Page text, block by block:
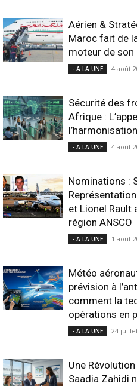
Aérien &
Maroc fait de
moteur de son
- A LA UNE 4 août
Sécurité des
Afrique :
- A LA UNE 4 août
Nominations :
et Lionel Rault
région ANSCO
- A LA UNE 1 août
Météo
prévision à
comment la
opérations en
- A LA UNE 24
Une
Saadia Zahidi